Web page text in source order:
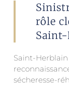
rôle
Saint-
sécheresse-